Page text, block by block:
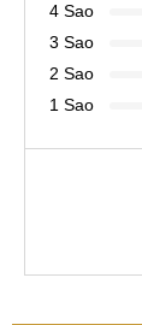
4 Sao
3 Sao
2 Sao
1 Sao